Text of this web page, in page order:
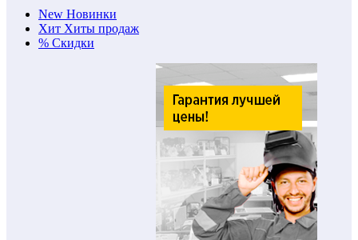
New Новинки
Хит Хиты продаж
% Скидки